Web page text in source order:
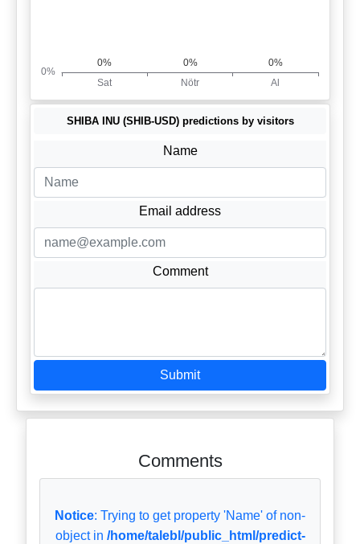
SHIBA INU (SHIB-USD) predictions by visitors
Name
Email address
Comment
Submit
Comments
Notice: Trying to get property 'Name' of non-
object in /home/talebl/public_html/predict-